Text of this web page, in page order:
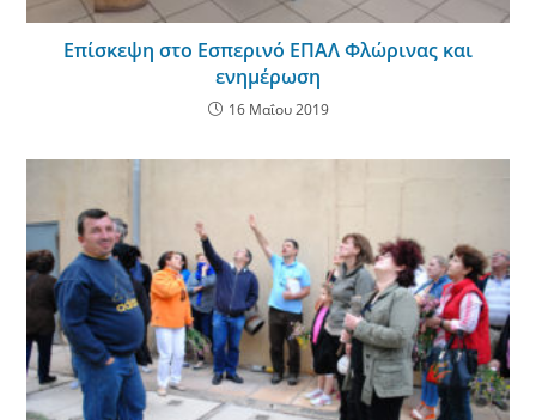
Επίσκεψη στο Εσπερινό ΕΠΑΛ Φλώρινας και
ενημέρωση
16 Μαΐου 2019